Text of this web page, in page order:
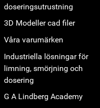
doseringsutrustning
3D Modeller cad filer
Våra varumärken
Industriella lösningar för
limning, smörjning och
dosering
G A Lindberg Academy